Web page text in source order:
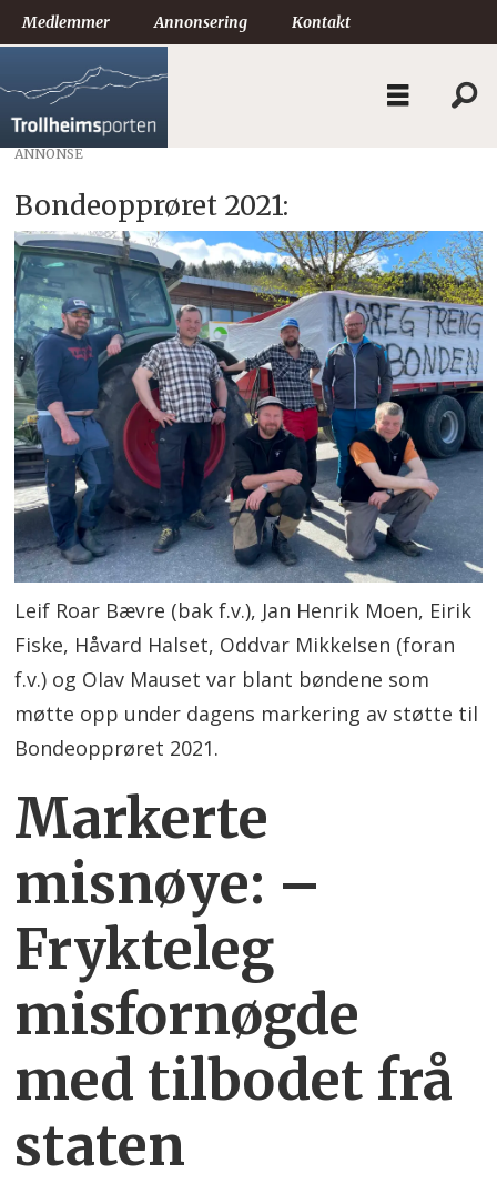
Medlemmer Annonsering Kontakt
ANNONSE
Bondeopprøret 2021:
Leif Roar Bævre (bak f.v.), Jan Henrik Moen, Eirik
Fiske, Håvard Halset, Oddvar Mikkelsen (foran
f.v.) og OIav Mauset var blant bøndene som
møtte opp under dagens markering av støtte til
Bondeopprøret 2021.
Markerte
misnøye: –
Frykteleg
misfornøgde
med tilbodet frå
staten